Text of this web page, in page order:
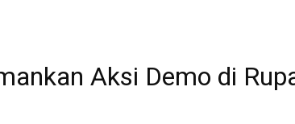
Aksi Demo di